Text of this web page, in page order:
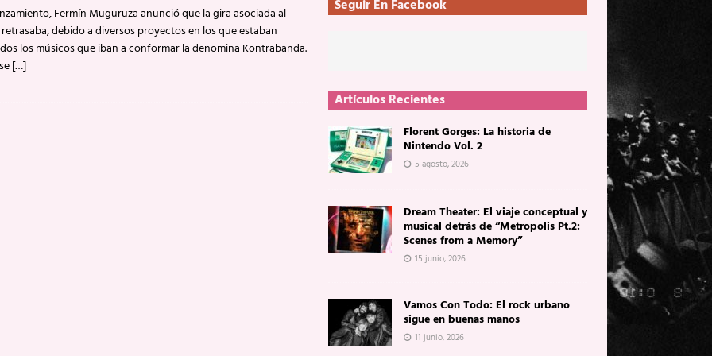
Fermín Muguruza anunció que la gira asociada al
debido a diversos proyectos en los que estaban
los músicos que iban a conformar la denomina Kontrabanda.
[…]
Seguir En Facebook
Artículos Recientes
Florent Gorges: La historia de
Nintendo Vol. 2
5 agosto, 2026
Dream Theater: El viaje conceptual y
musical detrás de “Metropolis Pt.2:
Scenes from a Memory”
15 junio, 2026
Vamos Con Todo: El rock urbano
sigue en buenas manos
11 junio, 2026